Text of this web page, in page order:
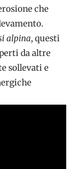
che
alpina, questi
da altre
sollevati e